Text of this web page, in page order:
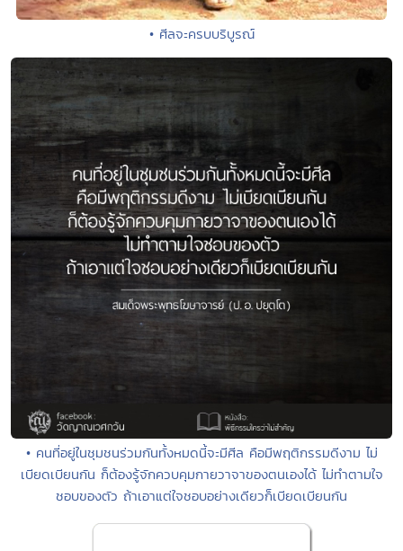
• ศีลจะครบบริบูรณ์
• คนที่อยู่ในชุมชนร่วมกันทั้งหมดนี้จะมีศีล คือมีพฤติกรรมดีงาม ไม่
เบียดเบียนกัน ก็ต้องรู้จักควบคุมกายวาจาของตนเองได้ ไม่ทำตามใจ
ชอบของตัว ถ้าเอาแต่ใจชอบอย่างเดียวก็เบียดเบียนกัน